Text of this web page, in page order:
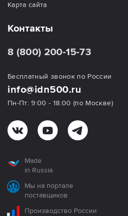
Карта сайта
Контакты
8 (800) 200-15-73
Бесплатный звонок по России
info@idn500.ru
Пн-Пт: 9:00 - 18:00 (по Москве)
Made
in Russia
Мы на портале
поставщиков
Производство России